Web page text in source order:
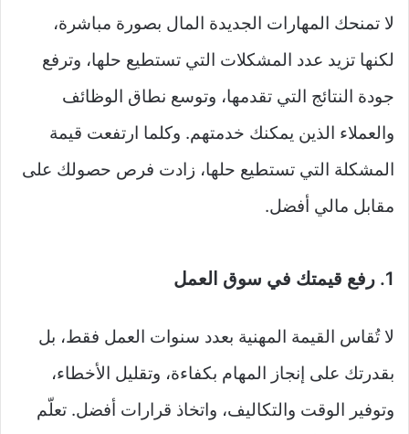
لا تمنحك المهارات الجديدة المال بصورة مباشرة،
لكنها تزيد عدد المشكلات التي تستطيع حلها، وترفع
جودة النتائج التي تقدمها، وتوسع نطاق الوظائف
والعملاء الذين يمكنك خدمتهم. وكلما ارتفعت قيمة
المشكلة التي تستطيع حلها، زادت فرص حصولك على
مقابل مالي أفضل.
1. رفع قيمتك في سوق العمل
لا تُقاس القيمة المهنية بعدد سنوات العمل فقط، بل
بقدرتك على إنجاز المهام بكفاءة، وتقليل الأخطاء،
وتوفير الوقت والتكاليف، واتخاذ قرارات أفضل. تعلّم